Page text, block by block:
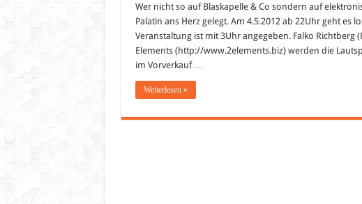
Tronic
&
bigFM
Partynight
im
Wer nicht so auf Blaskapelle & Co sondern auf
Palatin ans Herz gelegt. Am 4.5.2012 ab 22Uhr geht es
Veranstaltung ist mit 3Uhr angegeben. Falko Richtberg
Elements (http://www.2elements.biz) werden die
im Vorverkauf …
Weiterlesen »